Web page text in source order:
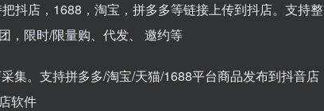
抖店，1688，淘宝，拼多多等链接上传到抖店。支持整
，限时/限量购、代发、 邀约等
集。支持拼多多/淘宝/天猫/1688平台商品发布到抖音店
软件